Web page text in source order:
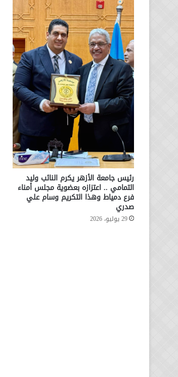
رئيس جامعة الأزهر يكرم النائب وليد
التمامي .. اعتزازه بعضوية مجلس أمناء
فرع دمياط وهذا التكريم وسام علي
صدري
29 يوليو، 2026